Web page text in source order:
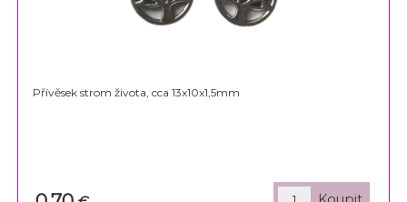
Přívěsek strom života, cca 13x10x1,5mm